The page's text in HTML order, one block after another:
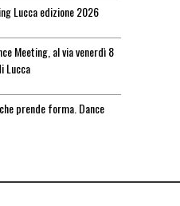
Lucca edizione 2026
Meeting, al via venerdì 8
Lucca
prende forma. Dance